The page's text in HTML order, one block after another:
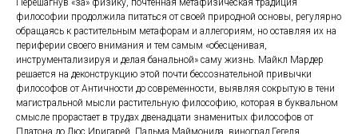
философии продолжила питаться от своей природной основы, регулярно
обращаясь к растительным метафорам и аллегориям, но оставляя их на
периферии своего внимания и тем самым «обесценивая,
инструментализируя и делая банальной» саму жизнь. Майкл Мардер
решается на деконструкцию этой почти бессознательной привычки
философов от Античности до современности, выявляя сокрытую в тени
магистральной мысли растительную философию, которая в буквальном
смысле прорастает в трудах двенадцати знаменитых философов от
Платона до Люс Иригарей. Пальма Маймонида, виноград Гегеля,